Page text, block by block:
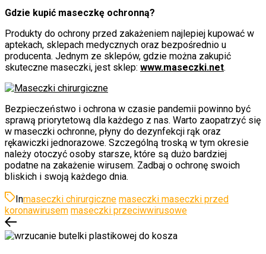
Gdzie kupić maseczkę ochronną?
Produkty do ochrony przed zakażeniem najlepiej kupować w
aptekach, sklepach medycznych oraz bezpośrednio u
producenta. Jednym ze sklepów, gdzie można zakupić
skuteczne maseczki, jest sklep: www.maseczki.net.
Bezpieczeństwo i ochrona w czasie pandemii powinno być
sprawą priorytetową dla każdego z nas. Warto zaopatrzyć się
w maseczki ochronne, płyny do dezynfekcji rąk oraz
rękawiczki jednorazowe. Szczególną troską w tym okresie
należy otoczyć osoby starsze, które są dużo bardziej
podatne na zakażenie wirusem. Zadbaj o ochronę swoich
bliskich i swoją każdego dnia.
Inmaseczki chirurgiczne maseczki maseczki przed
koronawirusem maseczki przeciwwirusowe